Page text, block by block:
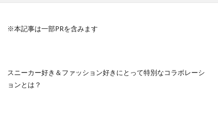
※本記事は一部PRを含みます
スニーカー好き＆ファッション好きにとって特別なコラボレーシ
ョンとは？